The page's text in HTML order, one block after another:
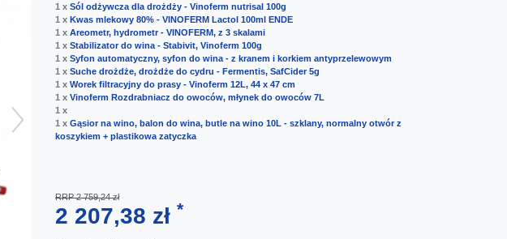
1 x Sól odżywcza dla drożdży - Vinoferm nutrisal 100g
1 x Kwas mlekowy 80% - VINOFERM Lactol 100ml ENDE
1 x Areometr, hydrometr - VINOFERM, z 3 skalami
1 x Stabilizator do wina - Stabivit, Vinoferm 100g
1 x Syfon automatyczny, syfon do wina - z kranem i korkiem antyprzelewowym
1 x Suche drożdże, drożdże do cydru - Fermentis, SafCider 5g
1 x Worek filtracyjny do prasy - Vinoferm 12L, 44 x 47 cm
1 x Vinoferm Rozdrabniacz do owoców, młynek do owoców 7L
1 x
1 x Gąsior na wino, balon do wina, butle na wino 10L - szklany, normalny otwór z
koszykiem + plastikowa zatyczka
RRP 2 759,24 zł
2 207,38 zł *